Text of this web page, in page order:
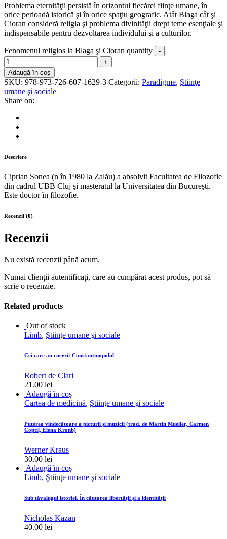
Problema eternităţii persistă în orizontul fiecărei fiinţe umane, în
orice perioadă istorică şi în orice spaţiu geografic. Atât Blaga cât şi
Cioran consideră religia şi problema divinităţii drept teme esenţiale şi
indispensabile pentru dezvoltarea individului şi a culturilor.
Fenomenul religios la Blaga şi Cioran quantity
Adaugă în coș
SKU: 978-973-726-607-1629-3 Categorii: Paradigme, Ştiinţe
umane şi sociale
Share on:
Descriere
Ciprian Sonea (n în 1980 la Zalău) a absolvit Facultatea de Filozofie
din cadrul UBB Cluj şi masteratul la Universitatea din Bucureşti.
Este doctor în filozofie.
Recenzii (0)
Recenzii
Nu există recenzii până acum.
Numai clienții autentificați, care au cumpărat acest produs, pot să
scrie o recenzie.
Related products
Out of stock
Limb, Ştiinţe umane şi sociale
Cei care au cucerit Constantinopolul
Robert de Clari
21.00 lei
Adaugă în coș
Cartea de medicină, Ştiinţe umane şi sociale
Puterea vindecătoare a picturii și muzicii (trad. de Martin Mueller, Carmen
Coptil, Elena Kronb)
Werner Kraus
30.00 lei
Adaugă în coș
Limb, Ştiinţe umane şi sociale
Sub tăvalugul istoriei. În căutarea libertății și a identității
Nicholas Kazan
40.00 lei